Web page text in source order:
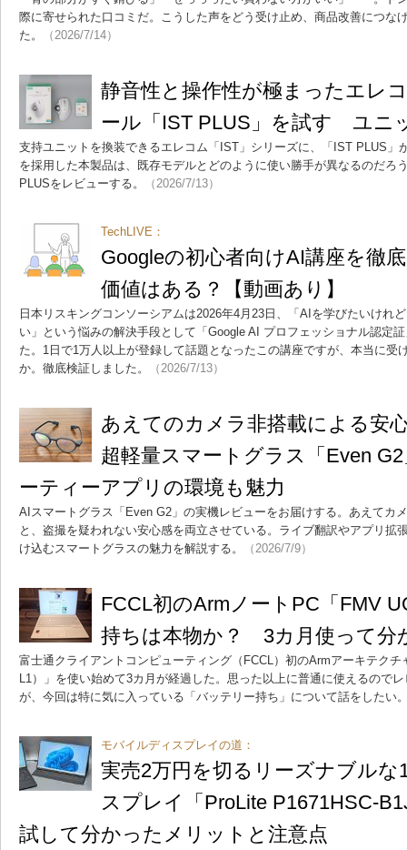
際に寄せられた口コミだ。こうした声をどう受け止め、商品改善につな
た。
（2026/7/14）
静音性と操作性が極まったエレ
ール「IST PLUS」を試す ユニ
支持ユニットを換装できるエレコム「IST」シリーズに、「IST PLUS」
を採用した本製品は、既存モデルとどのように使い勝手が異なるのだろ
PLUSをレビューする。
（2026/7/13）
TechLIVE：
Googleの初心者向けAI講座を徹
価値はある？【動画あり】
日本リスキングコンソーシアムは2026年4月23日、「AIを学びたいけれ
い」という悩みの解決手段として「Google AI プロフェッショナル認定
た。1日で1万人以上が登録して話題となったこの講座ですが、本当に受
か。徹底検証しました。
（2026/7/13）
あえてのカメラ非搭載による安
超軽量スマートグラス「Even
ーティーアプリの環境も魅力
AIスマートグラス「Even G2」の実機レビューをお届けする。あえてカ
と、盗撮を疑われない安心感を両立させている。ライブ翻訳やアプリ拡
け込むスマートグラスの魅力を解説する。
（2026/7/9）
FCCL初のArmノートPC「FMV
持ちは本物か？ 3カ月使って分
富士通クライアントコンピューティング（FCCL）初のArmアーキテク
L1）」を使い始めて3カ月が経過した。思った以上に普通に使えるので
が、今回は特に気に入っている「バッテリー持ち」について話をしたい
モバイルディスプレイの道：
実売2万円を切るリーズナブル
スプレイ「ProLite P1671HSC-
試して分かったメリットと注意点